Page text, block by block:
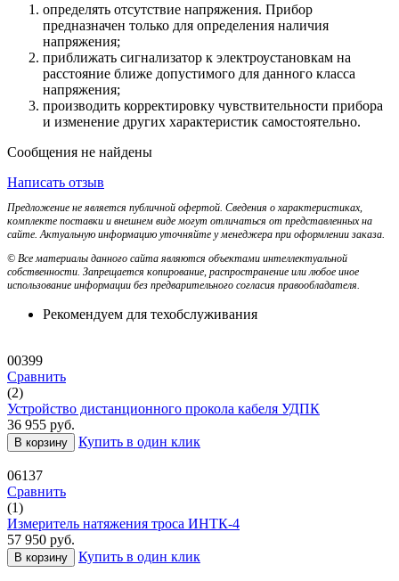
определять отсутствие напряжения. Прибор
предназначен только для определения наличия
напряжения;
приближать сигнализатор к электроустановкам на
расстояние ближе допустимого для данного класса
напряжения;
производить корректировку чувствительности прибора
и изменение других характеристик самостоятельно.
Сообщения не найдены
Написать отзыв
Предложение не является публичной офертой. Сведения о характеристиках,
комплекте поставки и внешнем виде могут отличаться от представленных на
сайте. Актуальную информацию уточняйте у менеджера при оформлении заказа.
© Все материалы данного сайта являются объектами интеллектуальной
собственности. Запрещается копирование, распространение или любое иное
использование информации без предварительного согласия правообладателя.
Рекомендуем для техобслуживания
00399
Сравнить
(2)
Устройство дистанционного прокола кабеля УДПК
36 955 руб.
В корзину Купить в один клик
06137
Сравнить
(1)
Измеритель натяжения троса ИНТК-4
57 950 руб.
В корзину Купить в один клик